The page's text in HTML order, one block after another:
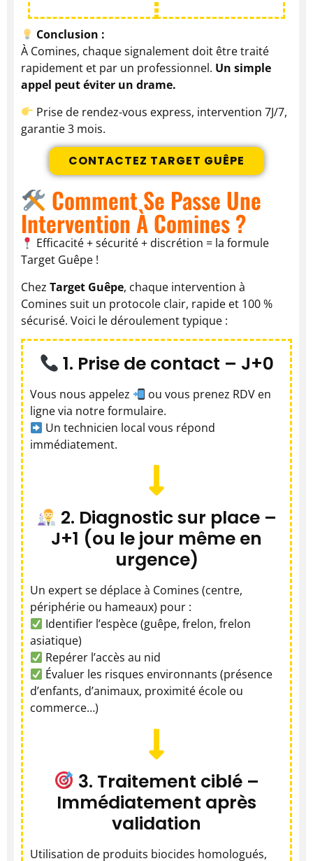
Conclusion :
À Comines, chaque signalement doit être traité
rapidement et par un professionnel. Un simple
appel peut éviter un drame.
Prise de rendez-vous express, intervention 7J/7,
garantie 3 mois.
CONTACTEZ TARGET GUÊPE
Comment Se Passe Une
Intervention À Comines ?
Efficacité + sécurité + discrétion = la formule
Target Guêpe !
Chez Target Guêpe, chaque intervention à
Comines suit un protocole clair, rapide et 100 %
sécurisé. Voici le déroulement typique :
1. Prise de contact – J+0
Vous nous appelez
ou vous prenez RDV en
ligne via notre formulaire.
Un technicien local vous répond
immédiatement.
2. Diagnostic sur place –
J+1 (ou le jour même en
urgence)
Un expert se déplace à Comines (centre,
périphérie ou hameaux) pour :
Identifier l’espèce (guêpe, frelon, frelon
asiatique)
Repérer l’accès au nid
Évaluer les risques environnants (présence
d’enfants, d’animaux, proximité école ou
commerce…)
3. Traitement ciblé –
Immédiatement après
validation
Utilisation de produits biocides homologués,